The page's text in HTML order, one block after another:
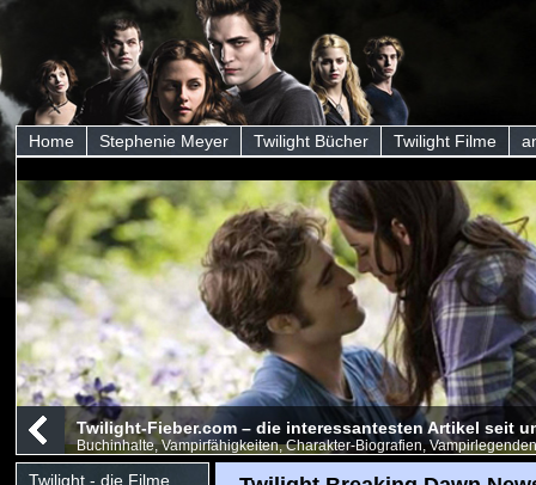
Home Stephenie Meyer Twilight Bücher Twilight Filme
Twilight-Fieber.com – die interessantesten Artikel seit
Buchinhalte, Vampirfähigkeiten, Charakter-Biografien,
Twilight - die Filme